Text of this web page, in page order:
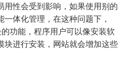
用性会受到影响，如果使用别的
体化管理，在这种问题下，
功能，程序用户可以像安装软
块进行安装，网站就会增加这些